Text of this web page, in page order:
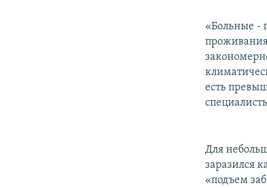
«Больные -
есть
Для
заразился
«подъем